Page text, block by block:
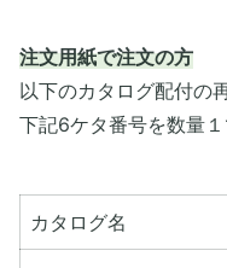
注文用紙で注文の方
以下のカタログ配付の
下記6ケタ番号を数量１
カタログ名